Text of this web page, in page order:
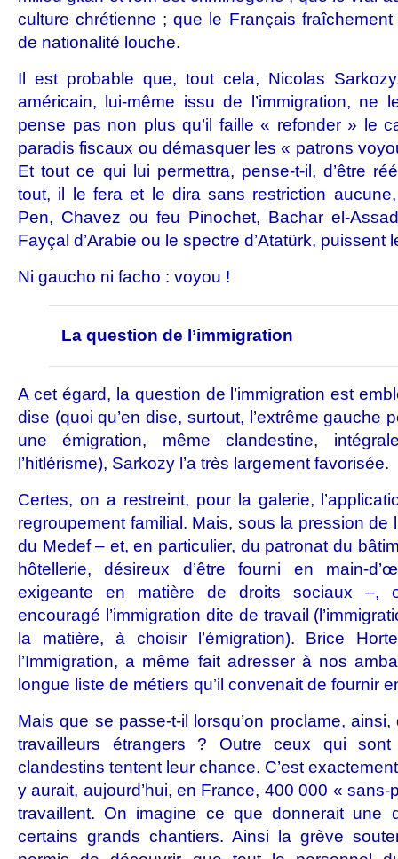
culture chrétienne ; que le Français fraîchement
de nationalité louche.
Il est probable que, tout cela, Nicolas
américain, lui-même issu de l’immigration, ne
pense pas non plus qu’il faille « refonder » le
paradis fiscaux ou démasquer les « patrons
Et tout ce qui lui permettra, pense-t-il, d’être
tout, il le fera et le dira sans restriction
Pen, Chavez ou feu Pinochet, Bachar el-
Fayçal d’Arabie ou le spectre d’Atatürk, puissent
Ni gaucho ni facho : voyou !
La question de l’immigration
A cet égard, la question de l’immigration est
dise (quoi qu’en dise, surtout, l’extrême gauche
une émigration, même clandestine,
l’hitlérisme), Sarkozy l’a très largement favorisée.
Certes, on a restreint, pour la galerie,
regroupement familial. Mais, sous la pression de
du Medef – et, en particulier, du patronat du
hôtellerie, désireux d’être fourni en main-
exigeante en matière de droits sociaux –,
encouragé l’immigration dite de travail
la matière, à choisir l’émigration). Brice
l’Immigration, a même fait adresser à nos
longue liste de métiers qu’il convenait de fournir
Mais que se passe-t-il lorsqu’on proclame,
travailleurs étrangers ? Outre ceux qui
clandestins tentent leur chance. C’est
y aurait, aujourd’hui, en France, 400 000 «
travaillent. On imagine ce que donnerait une
certains grands chantiers. Ainsi la grève